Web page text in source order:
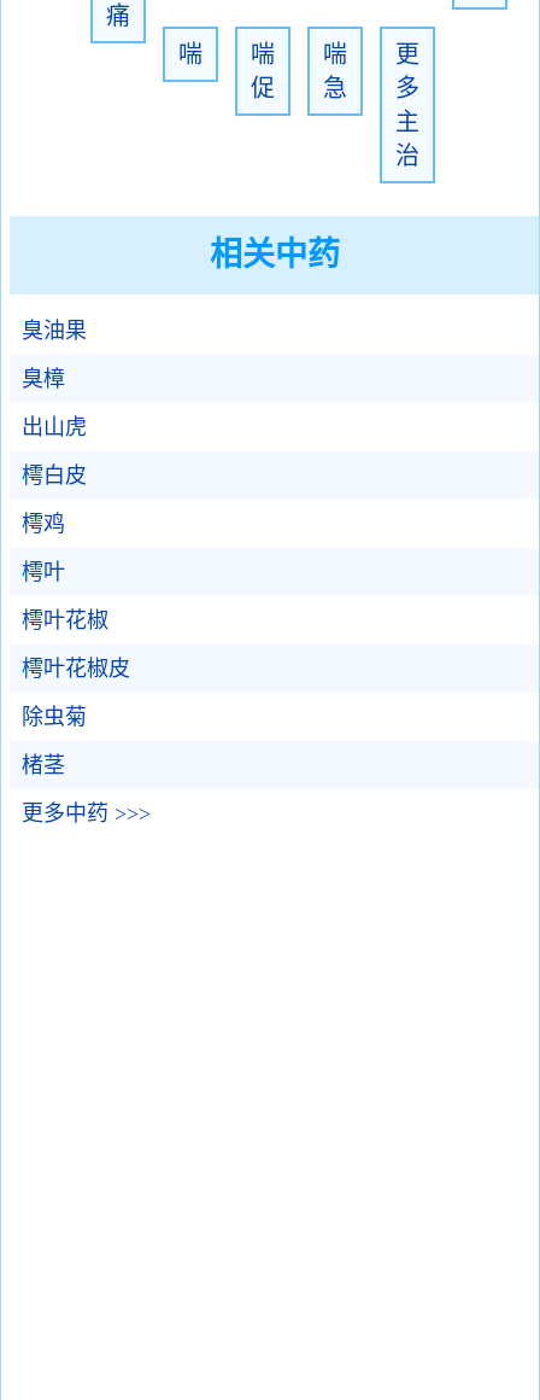
痛
喘
喘
促
喘
急
更
多
主
治
相关中药
臭油果
臭樟
出山虎
樗白皮
樗鸡
樗叶
樗叶花椒
樗叶花椒皮
除虫菊
楮茎
更多中药 >>>